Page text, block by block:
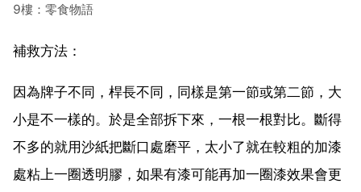
9樓：零食物語
補救方法：
因為牌子不同，桿長不同，同樣是第一節或第二節，大
小是不一樣的。於是全部拆下來，一根一根對比。斷得
不多的就用沙紙把斷口處磨平，太小了就在較粗的加漆
處粘上一圈透明膠，如果有漆可能再加一圈漆效果會更